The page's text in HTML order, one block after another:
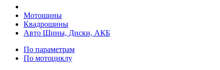
Мотошины
Квадрошины
Авто Шины, Диски, АКБ
По параметрам
По мотоциклу